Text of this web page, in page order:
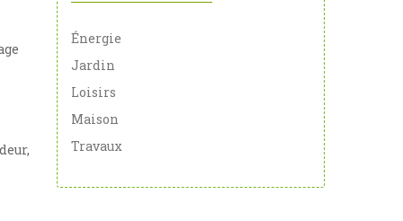
Énergie
Jardin
Loisirs
Maison
Travaux